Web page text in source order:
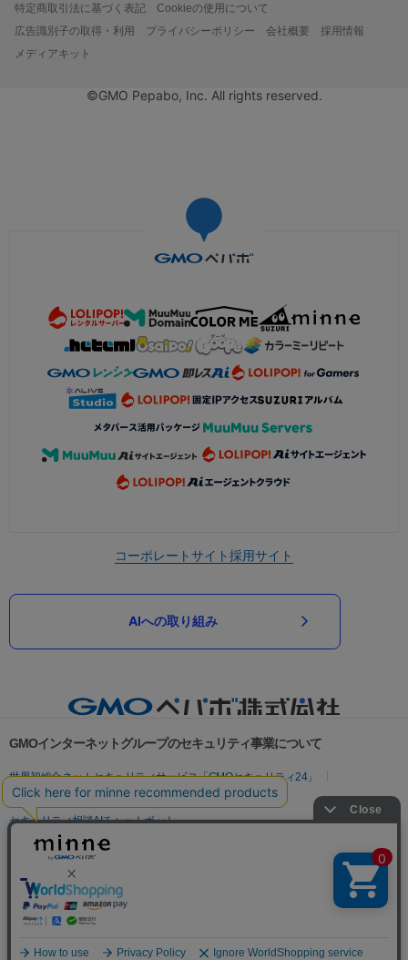
特定商取引法に基づく表記
Cookieの使用について
広告識別子の取得・利用
プライバシーポリシー 会社概要
採用情報
メディアキット
©GMO Pepabo, Inc. All rights reserved.
コーポレートサイト採用サイト
AIへの取り組み
GMOインターネットグループのセキュリティ事業について
世界初総合ネットセキュリティサービス「GMOセキュリティ24」
パスワード漏洩診断
Webサイトリスク診断
セキュリティ相談AIチャットボット
実在証明・盗聴対策
サイバー攻撃対策（GMO Flatt Security）
セキュリティ事業の軌跡